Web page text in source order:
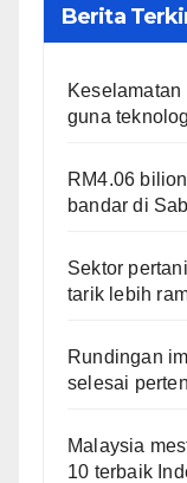
Berita
guna
RM4.06
bandar di
Sektor
tarik lebih
Rundingan
selesai
Malaysia
10 terbaik